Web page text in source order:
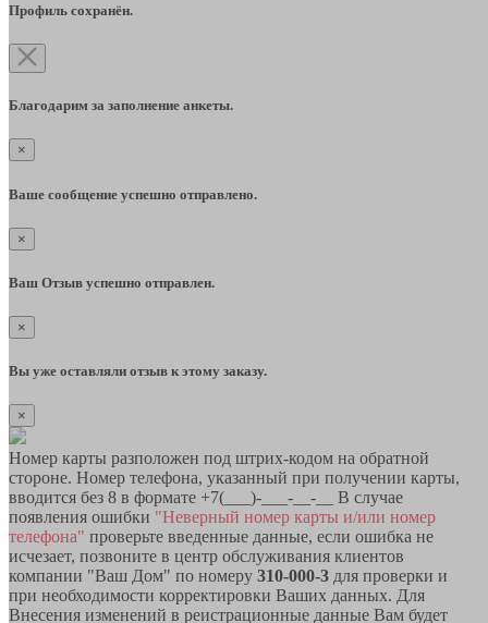
Профиль сохранён.
Благодарим за заполнение анкеты.
×
Ваше сообщение успешно отправлено.
×
Ваш Отзыв успешно отправлен.
×
Вы уже оставляли отзыв к этому заказу.
×
Номер карты разположен под штрих-кодом на обратной
стороне. Номер телефона, указанный при получении карты,
вводится без 8 в формате +7(___)-___-__-__ В случае
появления ошибки "Неверный номер карты и/или номер
телефона" проверьте введенные данные, если ошибка не
исчезает, позвоните в центр обслуживания клиентов
компании "Ваш Дом" по номеру 310-000-3 для проверки и
при необходимости корректировки Ваших данных. Для
Внесения изменений в реистрационные данные Вам будет